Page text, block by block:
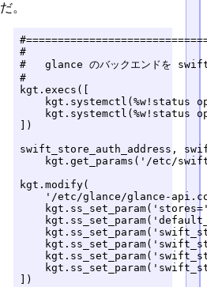
だ。
#
#   glance のバックエンドを
#
kgt.execs([
kgt.systemctl(%w!status
kgt.systemctl(%w!status
])
swift_store_auth_address,
kgt.get_params('/etc/
kgt.modify(
'/etc/glance/glance-
])